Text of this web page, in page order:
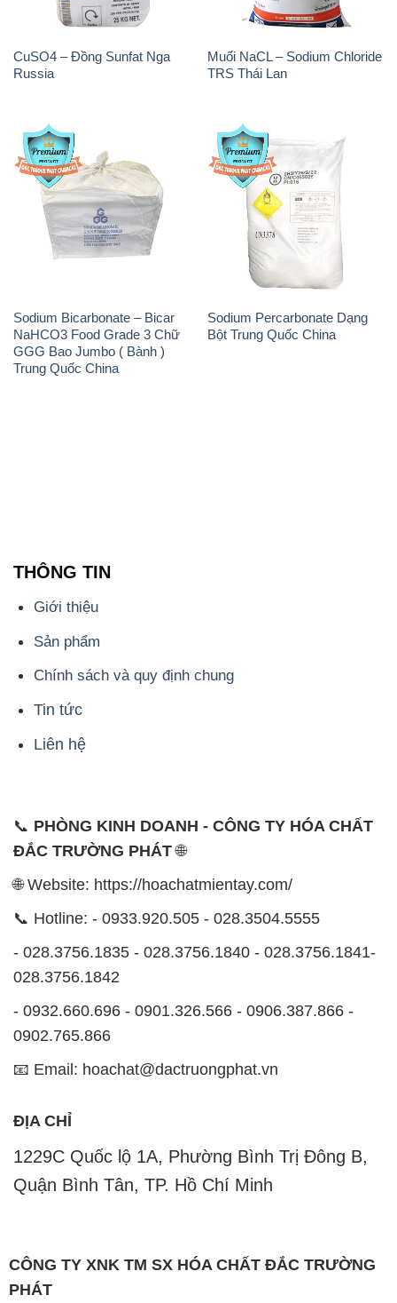
CuSO4 – Đồng Sunfat Nga
Russia
Muối NaCL – Sodium Chloride
TRS Thái Lan
Sodium Bicarbonate – Bicar
NaHCO3 Food Grade 3 Chữ
GGG Bao Jumbo ( Bành )
Trung Quốc China
Sodium Percarbonate Dạng
Bột Trung Quốc China
THÔNG TIN
Giới thiệu
Sản phẩm
Chính sách và quy định chung
Tin tức
Liên hệ
📞 PHÒNG KINH DOANH - CÔNG TY HÓA CHẤT
ĐẮC TRƯỜNG PHÁT🌐
🌐 Website: https://hoachatmientay.com/
📞 Hotline: - 0933.920.505 - 028.3504.5555
- 028.3756.1835 - 028.3756.1840 - 028.3756.1841-
028.3756.1842
- 0932.660.696 - 0901.326.566 - 0906.387.866 -
0902.765.866
📧 Email: hoachat@dactruongphat.vn
ĐỊA CHỈ
1229C Quốc lộ 1A, Phường Bình Trị Đông B,
Quận Bình Tân, TP. Hồ Chí Minh
CÔNG TY XNK TM SX HÓA CHẤT ĐẮC TRƯỜNG
PHÁT